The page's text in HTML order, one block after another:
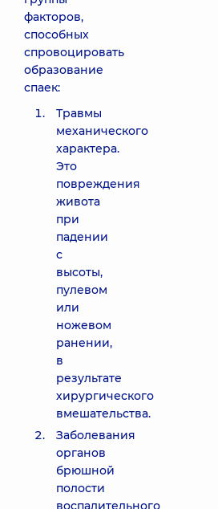
факторов,
способных
спровоцировать
образование
спаек:
Травмы
механического
характера.
Это
повреждения
живота
при
падении
с
высоты,
пулевом
или
ножевом
ранении,
в
результате
хирургического
вмешательства.
Заболевания
органов
брюшной
полости
воспалительного